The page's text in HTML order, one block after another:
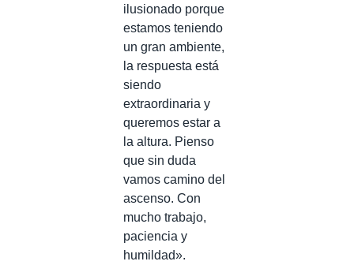
ilusionado porque
estamos teniendo
un gran ambiente,
la respuesta está
siendo
extraordinaria y
queremos estar a
la altura. Pienso
que sin duda
vamos camino del
ascenso. Con
mucho trabajo,
paciencia y
humildad».